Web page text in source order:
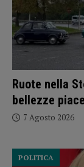
Ruote nella
bellezze
7 Agosto 2026
POLITICA